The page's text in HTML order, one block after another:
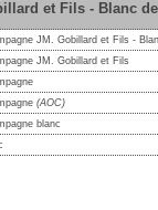
et Fils - Blanc
JM. Gobillard et Fils -
JM. Gobillard et Fils
(AOC)
blanc